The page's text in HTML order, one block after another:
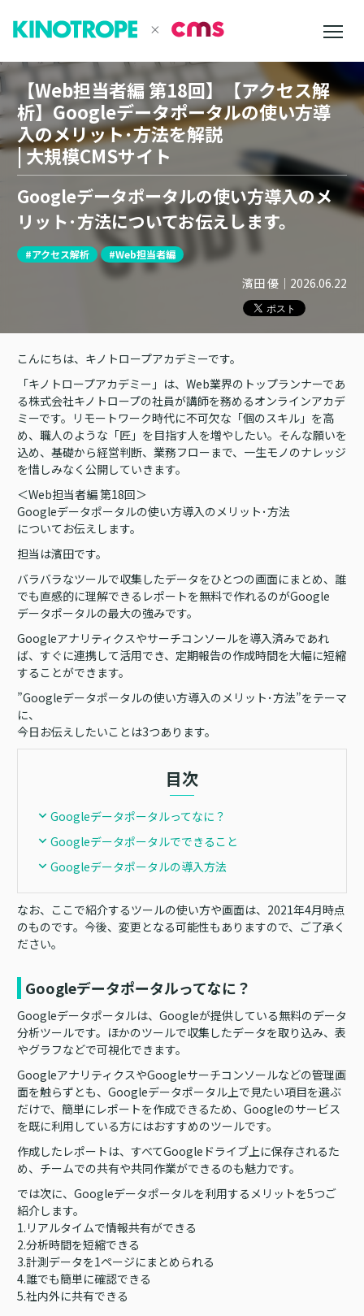
【Web担当者編 第18回】【アクセス解
析】Googleデータポータルの使い方導
入のメリット･方法を解説
| 大規模CMSサイト
Googleデータポータルの使い方導入のメ
リット･方法についてお伝えします。
#アクセス解析 #Web担当者編
濱田 優 ｜ 2026.06.22
こんにちは、キノトロープアカデミーです。
「キノトロープアカデミー」は、Web業界のトップランナーであ
る株式会社キノトロープの社員が講師を務めるオンラインアカデ
ミーです。リモートワーク時代に不可欠な「個のスキル」を高
め、職人のような「匠」を目指す人を増やしたい。そんな願いを
込め、基礎から経営判断、業務フローまで、一生モノのナレッジ
を惜しみなく公開していきます。
＜Web担当者編 第18回＞
Googleデータポータルの使い方導入のメリット･方法
についてお伝えします。
担当は濱田です。
バラバラなツールで収集したデータをひとつの画面にまとめ、誰
でも直感的に理解できるレポートを無料で作れるのがGoogle
データポータルの最大の強みです。
Googleアナリティクスやサーチコンソールを導入済みであれ
ば、すぐに連携して活用でき、定期報告の作成時間を大幅に短縮
することができます。
”Googleデータポータルの使い方導入のメリット･方法”をテーマ
に、
今日お伝えしたいことは3つあります。
目次
Googleデータポータルってなに？
Googleデータポータルでできること
Googleデータポータルの導入方法
なお、ここで紹介するツールの使い方や画面は、2021年4月時点
のものです。今後、変更となる可能性もありますので、ご了承く
ださい。
Googleデータポータルってなに？
Googleデータポータルは、Googleが提供している無料のデータ
分析ツールです。ほかのツールで収集したデータを取り込み、表
やグラフなどで可視化できます。
GoogleアナリティクスやGoogleサーチコンソールなどの管理画
面を触らずとも、Googleデータポータル上で見たい項目を選ぶ
だけで、簡単にレポートを作成できるため、Googleのサービス
を既に利用している方にはおすすめのツールです。
作成したレポートは、すべてGoogleドライブ上に保存されるた
め、チームでの共有や共同作業ができるのも魅力です。
では次に、Googleデータポータルを利用するメリットを5つご
紹介します。
1.リアルタイムで情報共有ができる
2.分析時間を短縮できる
3.計測データを1ページにまとめられる
4.誰でも簡単に確認できる
5.社内外に共有できる